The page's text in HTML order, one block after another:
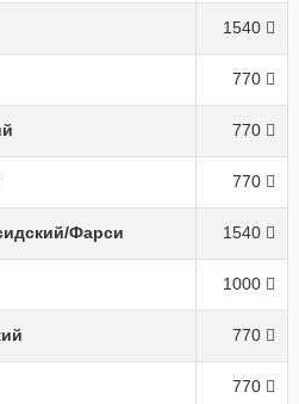
1540
770
770
770
Фарси 1540
1000
770
770